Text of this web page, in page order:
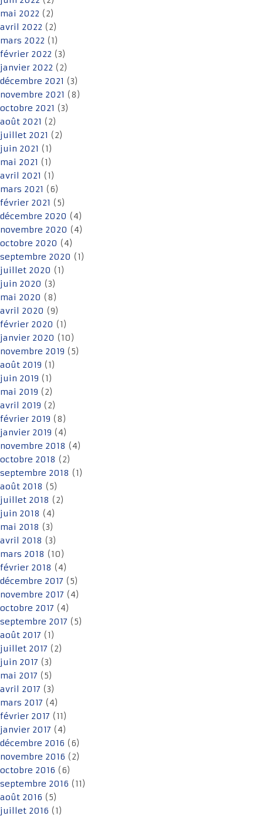
mai 2022 (2)
avril 2022 (2)
mars 2022 (1)
février 2022 (3)
janvier 2022 (2)
décembre 2021 (3)
novembre 2021 (8)
octobre 2021 (3)
août 2021 (2)
juillet 2021 (2)
juin 2021 (1)
mai 2021 (1)
avril 2021 (1)
mars 2021 (6)
février 2021 (5)
décembre 2020 (4)
novembre 2020 (4)
octobre 2020 (4)
septembre 2020 (1)
juillet 2020 (1)
juin 2020 (3)
mai 2020 (8)
avril 2020 (9)
février 2020 (1)
janvier 2020 (10)
novembre 2019 (5)
août 2019 (1)
juin 2019 (1)
mai 2019 (2)
avril 2019 (2)
février 2019 (8)
janvier 2019 (4)
novembre 2018 (4)
octobre 2018 (2)
septembre 2018 (1)
août 2018 (5)
juillet 2018 (2)
juin 2018 (4)
mai 2018 (3)
avril 2018 (3)
mars 2018 (10)
février 2018 (4)
décembre 2017 (5)
novembre 2017 (4)
octobre 2017 (4)
septembre 2017 (5)
août 2017 (1)
juillet 2017 (2)
juin 2017 (3)
mai 2017 (5)
avril 2017 (3)
mars 2017 (4)
février 2017 (11)
janvier 2017 (4)
décembre 2016 (6)
novembre 2016 (2)
octobre 2016 (6)
septembre 2016 (11)
août 2016 (5)
juillet 2016 (1)